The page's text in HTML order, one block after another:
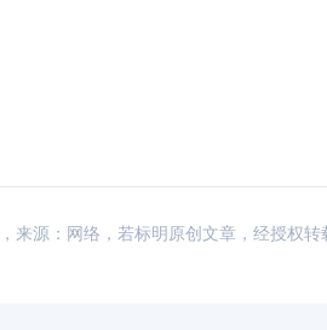
来源：网络，若标明原创文章，经授权